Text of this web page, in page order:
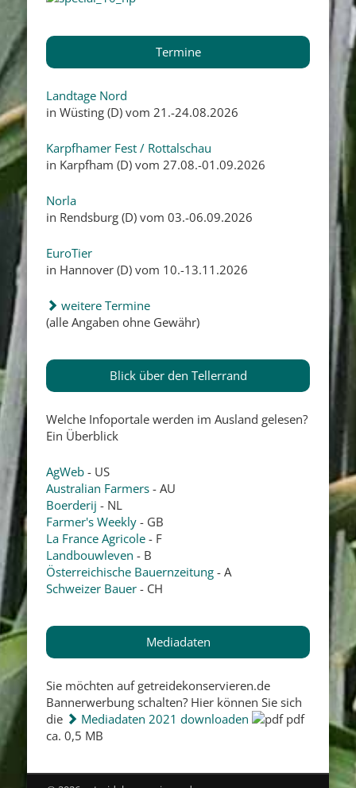
Termine
Landtage Nord
in Wüsting (D) vom 21.-24.08.2026
Karpfhamer Fest / Rottalschau
in Karpfham (D) vom 27.08.-01.09.2026
Norla
in Rendsburg (D) vom 03.-06.09.2026
EuroTier
in Hannover (D) vom 10.-13.11.2026
weitere Termine
(alle Angaben ohne Gewähr)
Blick über den Tellerrand
Welche Infoportale werden im Ausland gelesen?
Ein Überblick
AgWeb - US
Australian Farmers - AU
Boerderij - NL
Farmer's Weekly - GB
La France Agricole - F
Landbouwleven - B
Österreichische Bauernzeitung - A
Schweizer Bauer - CH
Mediadaten
Sie möchten auf getreidekonservieren.de
Bannerwerbung schalten? Hier können Sie sich
die
Mediadaten 2021 downloaden
pdf
ca. 0,5 MB